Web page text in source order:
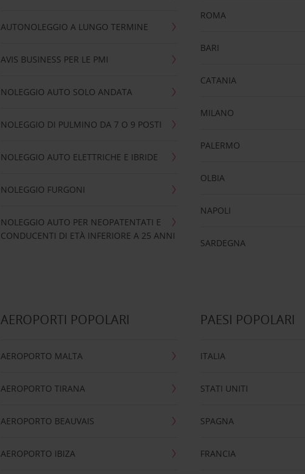
AUTONOLEGGIO A LUNGO TERMINE
AVIS BUSINESS PER LE PMI
NOLEGGIO AUTO SOLO ANDATA
NOLEGGIO DI PULMINO DA 7 O 9 POSTI
NOLEGGIO AUTO ELETTRICHE E IBRIDE
NOLEGGIO FURGONI
NOLEGGIO AUTO PER NEOPATENTATI E
CONDUCENTI DI ETÀ INFERIORE A 25 ANNI
ROMA
BARI
CATANIA
MILANO
PALERMO
OLBIA
NAPOLI
SARDEGNA
AEROPORTI POPOLARI
AEROPORTO MALTA
AEROPORTO TIRANA
AEROPORTO BEAUVAIS
AEROPORTO IBIZA
PAESI POPOLARI
ITALIA
STATI UNITI
SPAGNA
FRANCIA